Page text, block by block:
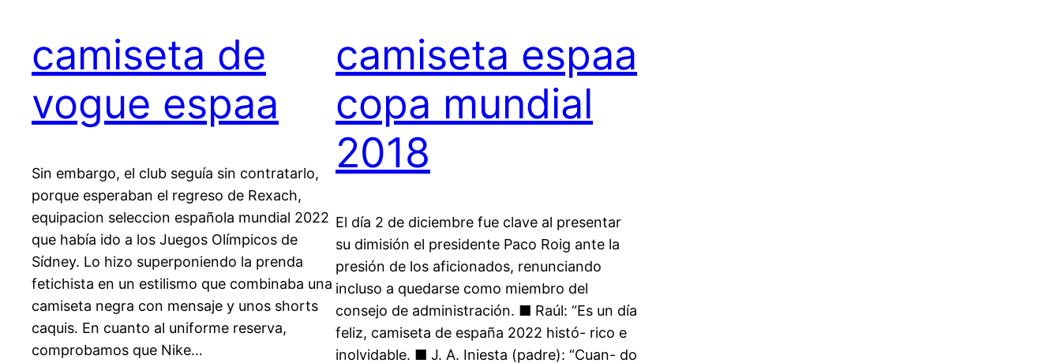
camiseta de
vogue espaa
Sin embargo, el club seguía sin contratarlo,
porque esperaban el regreso de Rexach,
equipacion seleccion española mundial 2022
que había ido a los Juegos Olímpicos de
Sídney. Lo hizo superponiendo la prenda
fetichista en un estilismo que combinaba una
camiseta negra con mensaje y unos shorts
caquis. En cuanto al uniforme reserva,
comprobamos que Nike…
camiseta espaa
copa mundial
2018
El día 2 de diciembre fue clave al presentar
su dimisión el presidente Paco Roig ante la
presión de los aficionados, renunciando
incluso a quedarse como miembro del
consejo de administración. ■ Raúl: “Es un día
feliz, camiseta de españa 2022 histó- rico e
inolvidable. ■ J. A. Iniesta (padre): “Cuan- do